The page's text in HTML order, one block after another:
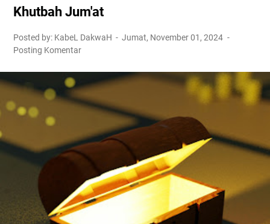
Khutbah Jum'at
Posted by: KabeL DakwaH
Jumat, November 01, 2024
Posting Komentar